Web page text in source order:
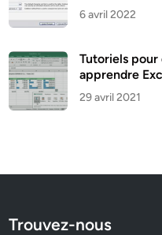
6 avril 2022
Tutoriels
apprendre
29 avril 2021
Trouvez-nous